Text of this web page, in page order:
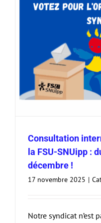
Consultation
la FSU-SNUipp :
décembre !
17 novembre 2025 |
Notre syndicat n’est